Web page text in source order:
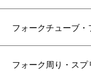
フォークチューブ
フォーク周り・ス